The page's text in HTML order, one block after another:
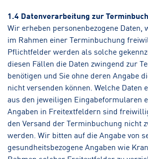
1.4 Datenverarbeitung zur
Wir erheben personenbezogene Daten,
im Rahmen einer Terminbuchung
Pflichtfelder werden als solche
diesen Fällen die Daten zwingend zur
benötigen und Sie ohne deren Angabe
nicht versenden können. Welche Daten
aus den jeweiligen Eingabeformularen
Angaben in Freitextfeldern sind
den Versand der Terminbuchung nicht
werden. Wir bitten auf die Angabe von
gesundheitsbezogene Angaben wie